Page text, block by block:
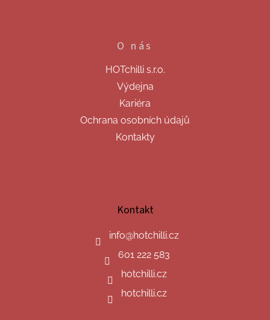
O nás
HOTchilli s.r.o.
Výdejna
Kariéra
Ochrana osobních údajů
Kontakty
Kontakt
info@hotchilli.cz
601 222 583
hotchilli.cz
hotchilli.cz